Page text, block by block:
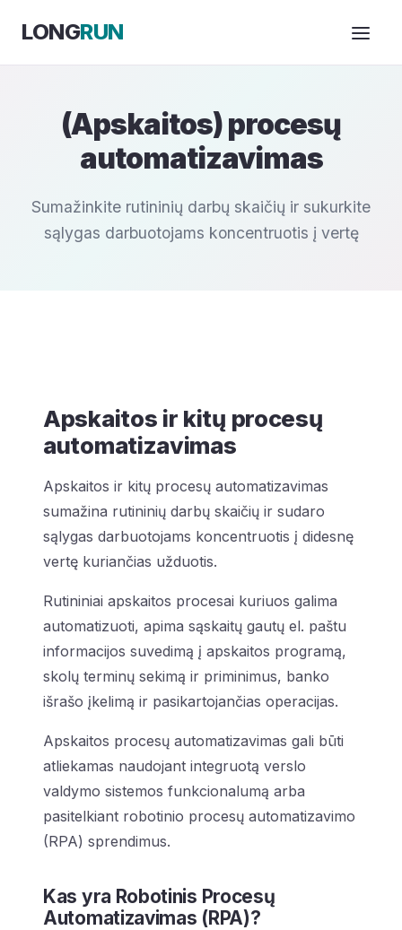
LONGRUN
(Apskaitos) procesų
automatizavimas
Sumažinkite rutininių darbų skaičių ir sukurkite
sąlygas darbuotojams koncentruotis į vertę
Apskaitos ir kitų procesų
automatizavimas
Apskaitos ir kitų procesų automatizavimas
sumažina rutininių darbų skaičių ir sudaro
sąlygas darbuotojams koncentruotis į didesnę
vertę kuriančias užduotis.
Rutininiai apskaitos procesai kuriuos galima
automatizuoti, apima sąskaitų gautų el. paštu
informacijos suvedimą į apskaitos programą,
skolų terminų sekimą ir priminimus, banko
išrašo įkelimą ir pasikartojančias operacijas.
Apskaitos procesų automatizavimas gali būti
atliekamas naudojant integruotą verslo
valdymo sistemos funkcionalumą arba
pasitelkiant robotinio procesų automatizavimo
(RPA) sprendimus.
Kas yra Robotinis Procesų
Automatizavimas (RPA)?